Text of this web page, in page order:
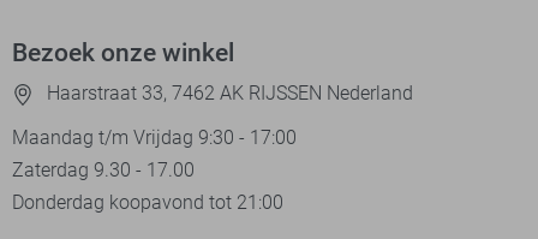
Bezoek onze winkel
Haarstraat 33, 7462 AK RIJSSEN Nederland
Maandag t/m Vrijdag 9:30 - 17:00
Zaterdag 9.30 - 17.00
Donderdag koopavond tot 21:00